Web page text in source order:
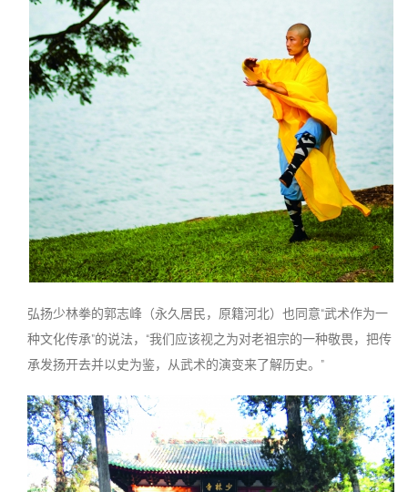
弘扬少林拳的郭志峰（永久居民，原籍河北）也同意“武术作为一
种文化传承”的说法，“我们应该视之为对老祖宗的一种敬畏，把传
承发扬开去并以史为鉴，从武术的演变来了解历史。”